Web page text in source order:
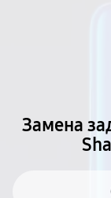
Замена